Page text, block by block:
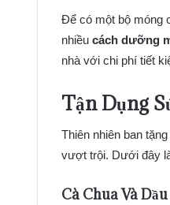
Để có một bộ móng
nhiều cách dưỡng
nhà với chi phí tiết
Tận Dụng
Thiên nhiên ban
vượt trội. Dưới đây
Cà Chua Và